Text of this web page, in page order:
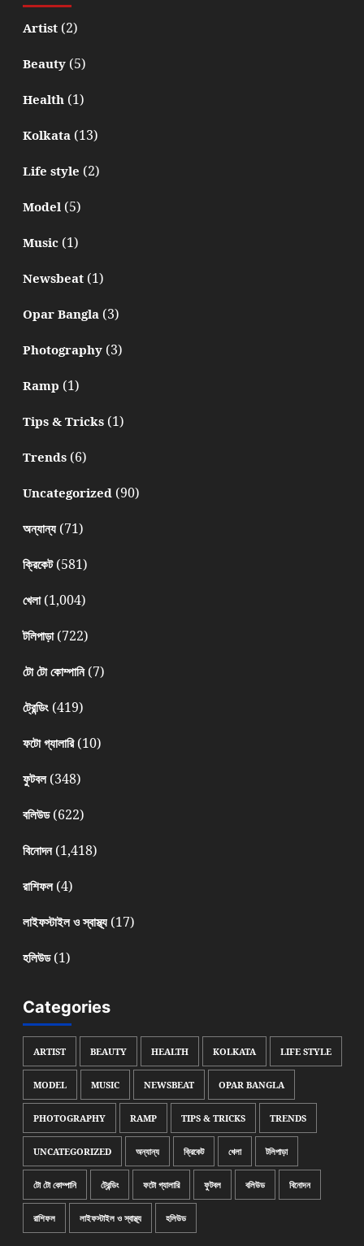
Artist(2)
Beauty(5)
Health(1)
Kolkata(13)
Life style (2)
Model(5)
Music(1)
Newsbeat(1)
Opar Bangla(3)
Photography(3)
Ramp (1)
Tips & Tricks(1)
Trends(6)
Uncategorized(90)
অন্যান্য(71)
ক্রিকেট(581)
খেলা(1,004)
টলিপাড়া(722)
টো টো কোম্পানি(7)
ট্রেন্ডিং(419)
ফটো গ্যালারি(10)
ফুটবল(348)
বলিউড(622)
বিনোদন(1,418)
রাশিফল(4)
লাইফস্টাইল ও স্বাস্থ্য(17)
হলিউড(1)
Categories
ARTIST BEAUTY HEALTH KOLKATA LIFE STYLE
MODEL MUSIC NEWSBEAT OPAR BANGLA
PHOTOGRAPHY RAMP TIPS & TRICKS TRENDS
UNCATEGORIZED অন্যান্য ক্রিকেট খেলা টলিপাড়া
টো টো কোম্পানি ট্রেন্ডিং ফটো গ্যালারি ফুটবল বলিউড বিনোদন
রাশিফল লাইফস্টাইল ও স্বাস্থ্য হলিউড